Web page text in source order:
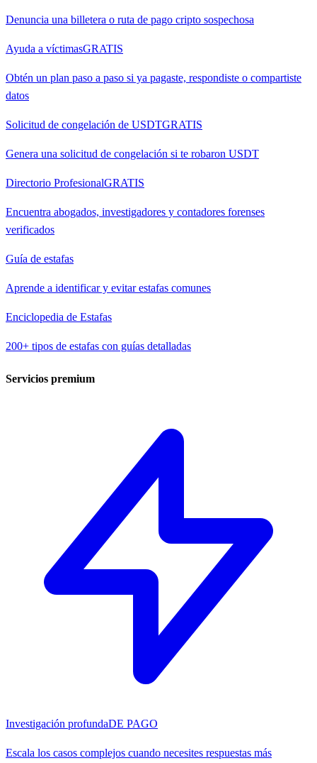
Denuncia una billetera o ruta de pago cripto sospechosa
Ayuda a víctimasGRATIS
Obtén un plan paso a paso si ya pagaste, respondiste o compartiste
datos
Solicitud de congelación de USDTGRATIS
Genera una solicitud de congelación si te robaron USDT
Directorio ProfesionalGRATIS
Encuentra abogados, investigadores y contadores forenses
verificados
Guía de estafas
Aprende a identificar y evitar estafas comunes
Enciclopedia de Estafas
200+ tipos de estafas con guías detalladas
Servicios premium
Investigación profundaDE PAGO
Escala los casos complejos cuando necesites respuestas más